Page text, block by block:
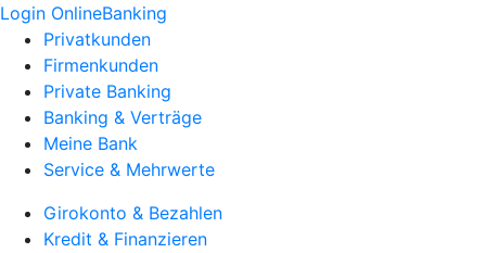
Login OnlineBanking
Privatkunden
Firmenkunden
Private Banking
Banking & Verträge
Meine Bank
Service & Mehrwerte
Girokonto & Bezahlen
Kredit & Finanzieren